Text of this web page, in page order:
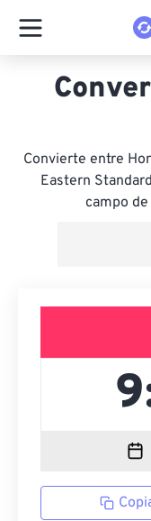
Convierte entre
Eastern
campo